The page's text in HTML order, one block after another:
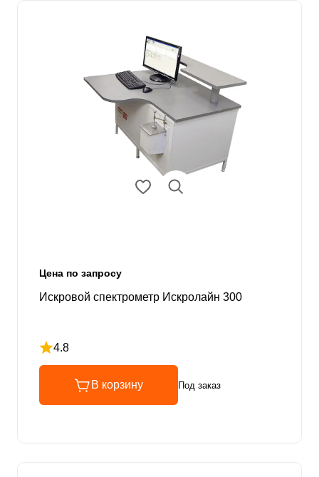
Цена по запросу
Искровой спектрометр Искролайн 300
4.8
Рейтинг 4.8 из 5
В корзину Под заказ